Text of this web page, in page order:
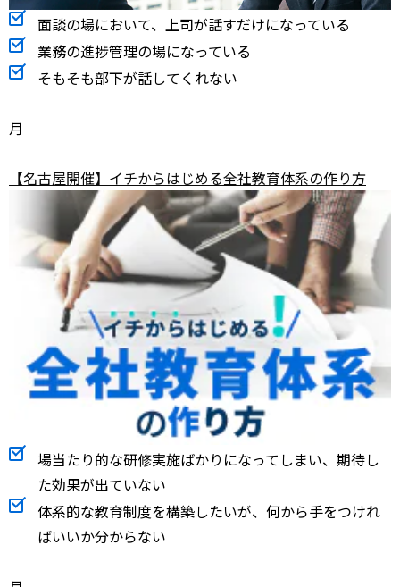
面談の場において、上司が話すだけになっている
業務の進捗管理の場になっている
そもそも部下が話してくれない
月
【名古屋開催】イチからはじめる全社教育体系の作り方
場当たり的な研修実施ばかりになってしまい、期待し
た効果が出ていない
体系的な教育制度を構築したいが、何から手をつけれ
ばいいか分からない